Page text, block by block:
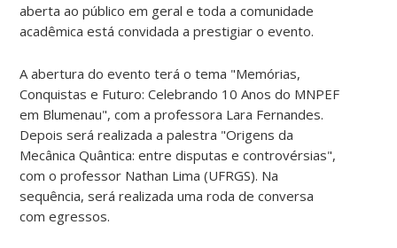
aberta ao público em geral e toda a comunidade
acadêmica está convidada a prestigiar o evento.
A abertura do evento terá o tema "Memórias,
Conquistas e Futuro: Celebrando 10 Anos do MNPEF
em Blumenau", com a professora Lara Fernandes.
Depois será realizada a palestra "Origens da
Mecânica Quântica: entre disputas e controvérsias",
com o professor Nathan Lima (UFRGS). Na
sequência, será realizada uma roda de conversa
com egressos.